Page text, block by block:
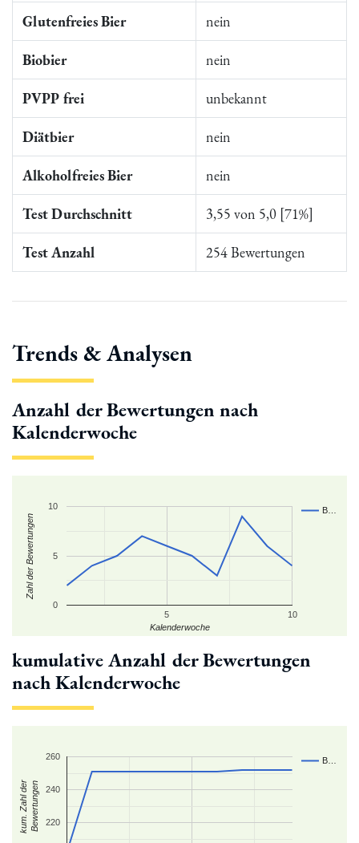
Glutenfreies Bier nein
Biobier nein
PVPP frei unbekannt
Diätbier nein
Alkoholfreies Bier nein
Test Durchschnitt 3,55 von 5,0 [71%]
Test Anzahl 254 Bewertungen
Trends & Analysen
Anzahl der Bewertungen nach
Kalenderwoche
B…
5 10
0
5
10
Kalenderwoche
Zahl der Bewertungen
kumulative Anzahl der Bewertungen
nach Kalenderwoche
B…
220
240
260
kum. Zahl derBewertungen